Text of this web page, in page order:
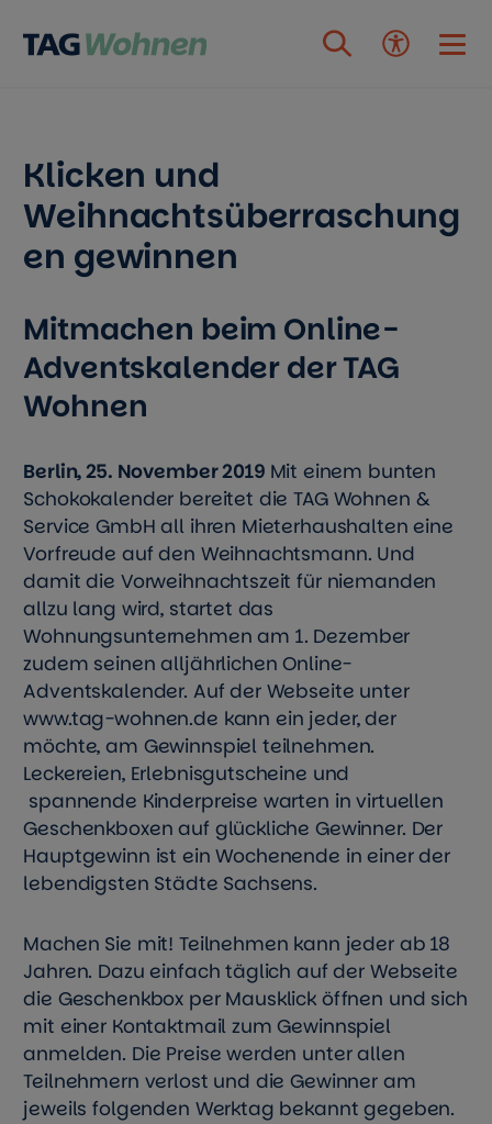
Klicken und
Weihnachtsüberraschung
en gewinnen
Mitmachen beim Online-
Adventskalender der TAG
Wohnen
Berlin, 25. November 2019 Mit einem bunten
Schokokalender bereitet die TAG Wohnen &
Service GmbH all ihren Mieterhaushalten eine
Vorfreude auf den Weihnachtsmann. Und
damit die Vorweihnachtszeit für niemanden
allzu lang wird, startet das
Wohnungsunternehmen am 1. Dezember
zudem seinen alljährlichen Online-
Adventskalender. Auf der Webseite unter
www.tag-wohnen.de kann ein jeder, der
möchte, am Gewinnspiel teilnehmen.
Leckereien, Erlebnisgutscheine und
spannende Kinderpreise warten in virtuellen
Geschenkboxen auf glückliche Gewinner. Der
Hauptgewinn ist ein Wochenende in einer der
lebendigsten Städte Sachsens.
Machen Sie mit! Teilnehmen kann jeder ab 18
Jahren. Dazu einfach täglich auf der Webseite
die Geschenkbox per Mausklick öffnen und sich
mit einer Kontaktmail zum Gewinnspiel
anmelden. Die Preise werden unter allen
Teilnehmern verlost und die Gewinner am
jeweils folgenden Werktag bekannt gegeben.